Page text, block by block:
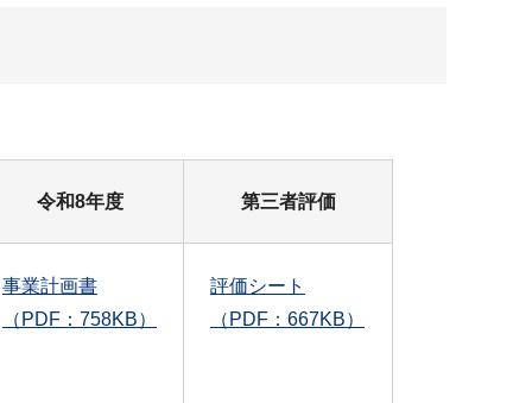
令和8年度 第三者評価
事業計画書
（PDF：758KB）
評価シート
（PDF：667KB）